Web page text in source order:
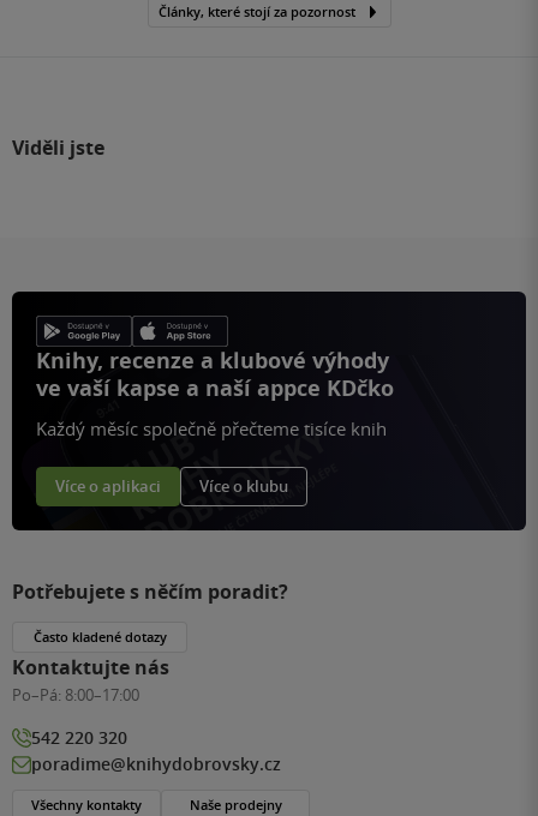
Články, které stojí za pozornost
Viděli jste
Knihy, recenze a klubové výhody
ve vaší kapse a naší appce KDčko
Každý měsíc společně přečteme tisíce knih
Více o aplikaci Více o klubu
Potřebujete s něčím poradit?
Často kladené dotazy
Kontaktujte nás
Po–Pá: 8:00–17:00
542 220 320
poradime@knihydobrovsky.cz
Všechny kontakty Naše prodejny